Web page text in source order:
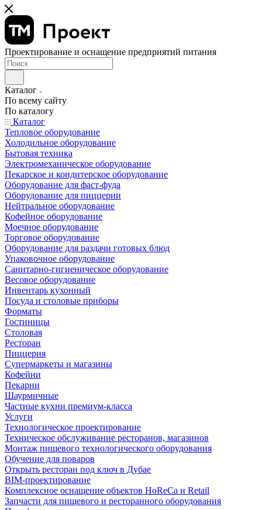
Проектирование и оснащение предприятий питания
Каталог
По всему сайту
По каталогу
Каталог
Тепловое оборудование
Холодильное оборудование
Бытовая техника
Электромеханическое оборудование
Пекарское и кондитерское оборудование
Оборудование для фаст-фуда
Оборудование для пиццерии
Нейтральное оборудование
Кофейное оборудование
Моечное оборудование
Торговое оборудование
Оборудование для раздачи готовых блюд
Упаковочное оборудование
Санитарно-гигиеническое оборудование
Весовое оборудование
Инвентарь кухонный
Посуда и столовые приборы
Форматы
Гостиницы
Столовая
Ресторан
Пиццерия
Супермаркеты и магазины
Кофейни
Пекарни
Шаурмичные
Частные кухни премиум-класса
Услуги
Технологическое проектирование
Техническое обслуживание ресторанов, магазинов
Монтаж пищевого технологического оборудования
Обучение для поваров
Открыть ресторан под ключ в Дубае
BIM-проектирование
Комплексное оснащение объектов HoReCa и Retail
Запчасти для пищевого и ресторанного оборудования